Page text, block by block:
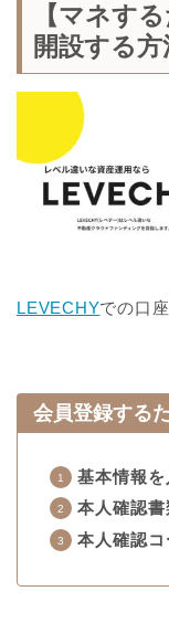
【マネす
開設する方
LEVECHYでの口
会員登録する
基本情報を
本人確認
本人確認